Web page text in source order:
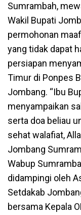
Sumrambah,
Wakil Bupati
permohonan
yang tidak dapat
persiapan
Timur di Ponpes
Jombang. “Ibu
menyampaikan
serta doa beliau
sehat walafiat,
Jombang
Wabup
didampingi oleh
Setdakab
bersama Kepala